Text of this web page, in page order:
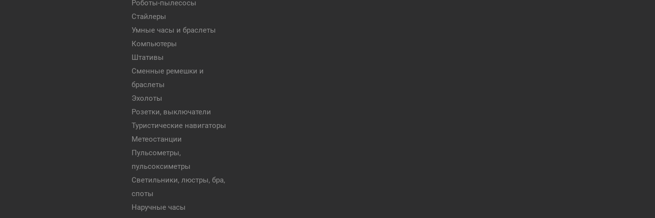
Роботы-пылесосы
Стайлеры
Умные часы и браслеты
Компьютеры
Штативы
Сменные ремешки и
браслеты
Эхолоты
Розетки, выключатели
Туристические навигаторы
Метеостанции
Пульсометры,
пульсоксиметры
Светильники, люстры, бра,
споты
Наручные часы